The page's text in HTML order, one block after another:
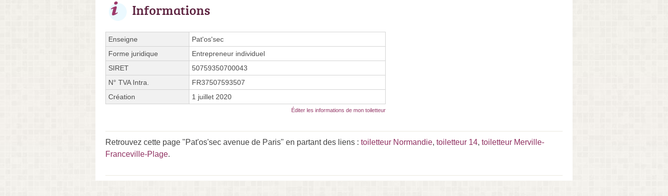
Informations
Enseigne
Pat'os'sec
Forme juridique
Entrepreneur individuel
SIRET
50759350700043
N° TVA Intra.
FR37507593507
Création
1 juillet 2020
Éditer les informations de mon toiletteur
Retrouvez cette page "Pat'os'sec avenue de Paris" en partant des liens : toiletteur Normandie, toiletteur 14, toiletteur Merville-
Franceville-Plage.